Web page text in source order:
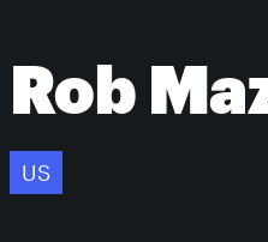
Rob
US